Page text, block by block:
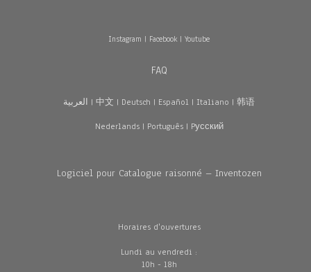
Instagram | Facebook| Youtube
FAQ
العربية | 中文 | Deutsch | Español | Italiano | 韩语
Nederlands| Português| Pусский
Logiciel pour Catalogue raisonné – Inventozen
Horaires d'ouvertures
Lundi au vendredi :
10h - 18h